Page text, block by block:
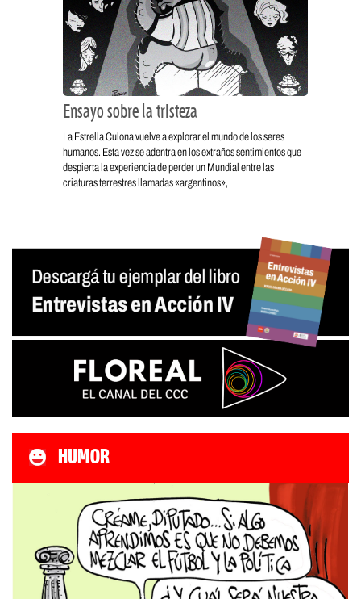
Ensayo sobre la tristeza
La Estrella Culona vuelve a explorar el mundo de los seres
humanos. Esta vez se adentra en los extraños sentimientos que
despierta la experiencia de perder un Mundial entre las
criaturas terrestres llamadas «argentinos»,
HUMOR